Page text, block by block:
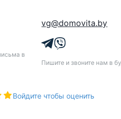
в
vg@domovita.by
Пишите и звоните нам в
Войдите чтобы оценить